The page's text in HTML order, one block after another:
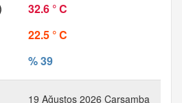
32.6 ° C
22.5 ° C
% 39
19 Ağustos 2026 Çarşamba